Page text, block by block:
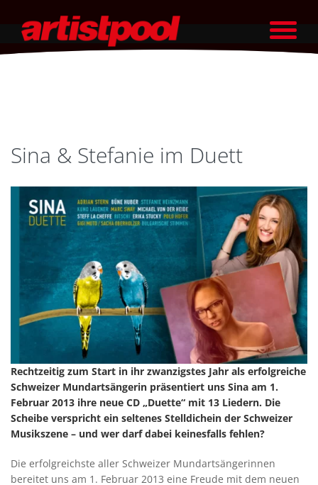
Sina & Stefanie im Duett
Rechtzeitig zum Start in ihr zwanzigstes Jahr als erfolgreiche
Schweizer Mundartsängerin präsentiert uns Sina am 1.
Februar 2013 ihre neue CD „Duette“ mit 13 Liedern. Die
Scheibe verspricht ein seltenes Stelldichein der Schweizer
Musikszene – und wer darf dabei keinesfalls fehlen?
Die erfolgreichste aller Schweizer Mundartsängerinnen
bereitet uns am 1. Februar 2013 eine Freude mit dem neuen